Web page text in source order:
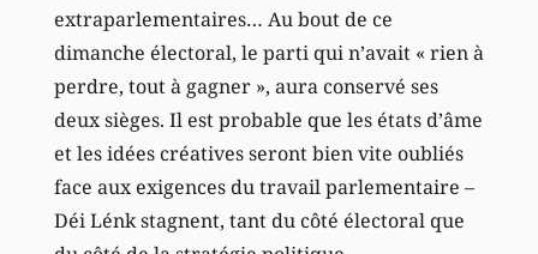
extraparlementaires… Au bout de ce
dimanche électoral, le parti qui n’avait « rien à
perdre, tout à gagner », aura conservé ses
deux sièges. Il est probable que les états d’âme
et les idées créatives seront bien vite oubliés
face aux exigences du travail parlementaire –
Déi Lénk stagnent, tant du côté électoral que